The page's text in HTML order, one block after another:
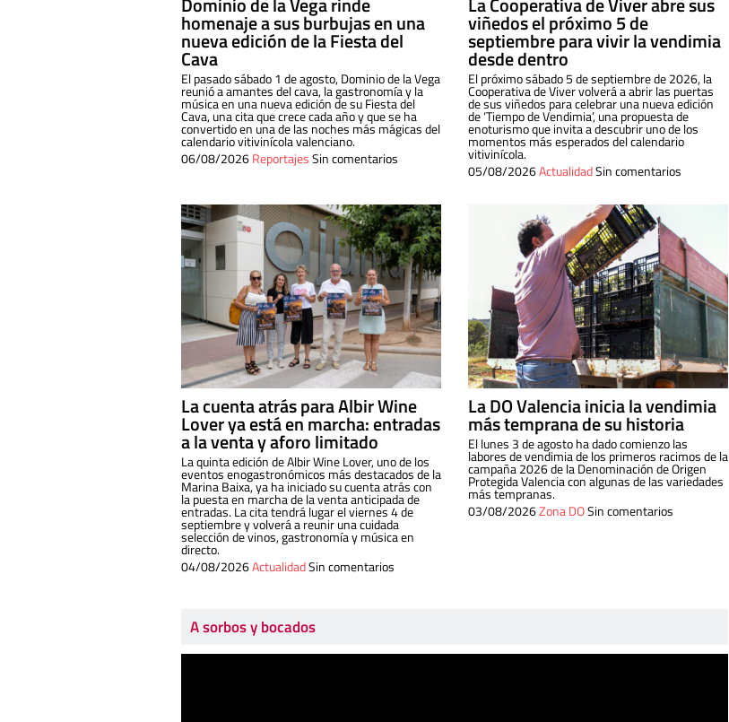
homenaje a sus burbujas en una
nueva edición de la Fiesta del
Cava
El pasado sábado 1 de agosto, Dominio de la Vega
reunió a amantes del cava, la gastronomía y la
música en una nueva edición de su Fiesta del
Cava, una cita que crece cada año y que se ha
convertido en una de las noches más mágicas del
calendario vitivinícola valenciano.
06/08/2026ReportajesSin comentarios
viñedos el próximo 5 de
septiembre para vivir la vendimia
desde dentro
El próximo sábado 5 de septiembre de 2026, la
Cooperativa de Viver volverá a abrir las puertas
de sus viñedos para celebrar una nueva edición
de ‘Tiempo de Vendimia’, una propuesta de
enoturismo que invita a descubrir uno de los
momentos más esperados del calendario
vitivinícola.
05/08/2026ActualidadSin comentarios
La cuenta atrás para Albir Wine
Lover ya está en marcha: entradas
a la venta y aforo limitado
La quinta edición de Albir Wine Lover, uno de los
eventos enogastronómicos más destacados de la
Marina Baixa, ya ha iniciado su cuenta atrás con
la puesta en marcha de la venta anticipada de
entradas. La cita tendrá lugar el viernes 4 de
septiembre y volverá a reunir una cuidada
selección de vinos, gastronomía y música en
directo.
04/08/2026ActualidadSin comentarios
La DO Valencia inicia la vendimia
más temprana de su historia
El lunes 3 de agosto ha dado comienzo las
labores de vendimia de los primeros racimos de la
campaña 2026 de la Denominación de Origen
Protegida Valencia con algunas de las variedades
más tempranas.
03/08/2026Zona DOSin comentarios
A sorbos y bocados